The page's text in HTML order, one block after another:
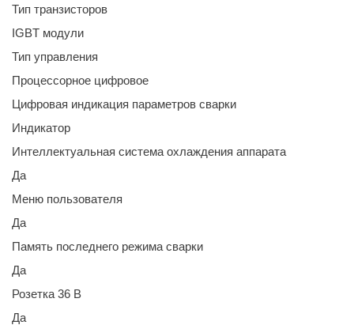
Тип транзисторов
IGBT модули
Тип управления
Процессорное цифровое
Цифровая индикация параметров сварки
Индикатор
Интеллектуальная система охлаждения аппарата
Да
Меню пользователя
Да
Память последнего режима сварки
Да
Розетка 36 В
Да